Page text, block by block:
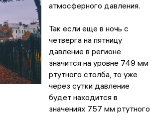
атмосферного давления.
Так если еще в ночь с
четверга на пятницу
давление в регионе
значится на уровне 749 мм
ртутного столба, то уже
через сутки давление
будет находится в
значениях 757 мм ртутного